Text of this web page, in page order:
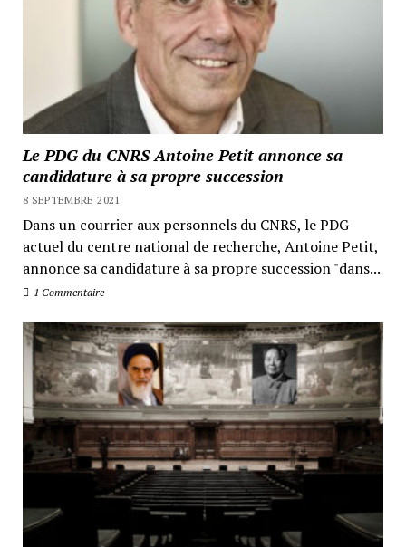
Le PDG du CNRS Antoine Petit annonce sa
candidature à sa propre succession
8 SEPTEMBRE 2021
Dans un courrier aux personnels du CNRS, le PDG
actuel du centre national de recherche, Antoine Petit,
annonce sa candidature à sa propre succession "dans...
1 Commentaire